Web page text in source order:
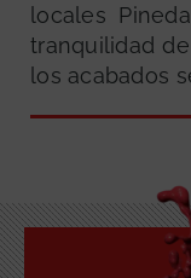
locales
tranquilidad
los acabados